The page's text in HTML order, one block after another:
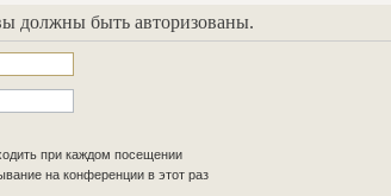
должны быть авторизованы.
при каждом посещении
на конференции в этот раз